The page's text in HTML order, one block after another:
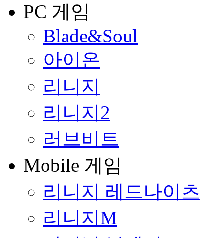
PC 게임
Blade&Soul
아이온
리니지
리니지2
러브비트
Mobile 게임
리니지 레드나이츠
리니지M